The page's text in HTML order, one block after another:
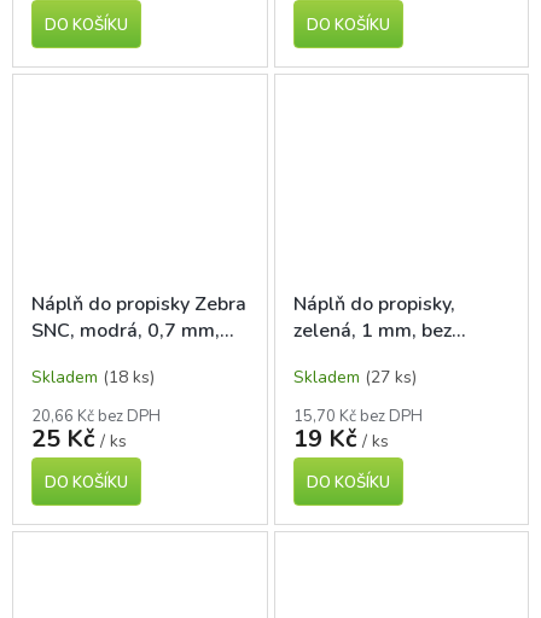
DO KOŠÍKU DO KOŠÍKU
Náplň do propisky Zebra
SNC, modrá, 0,7 mm,
Skladem (18 ks)
20,66 Kč bez DPH
25 Kč / ks
DO KOŠÍKU
Náplň do propisky,
zelená, 1 mm, bez
Skladem (27 ks)
15,70 Kč bez DPH
19 Kč / ks
DO KOŠÍKU